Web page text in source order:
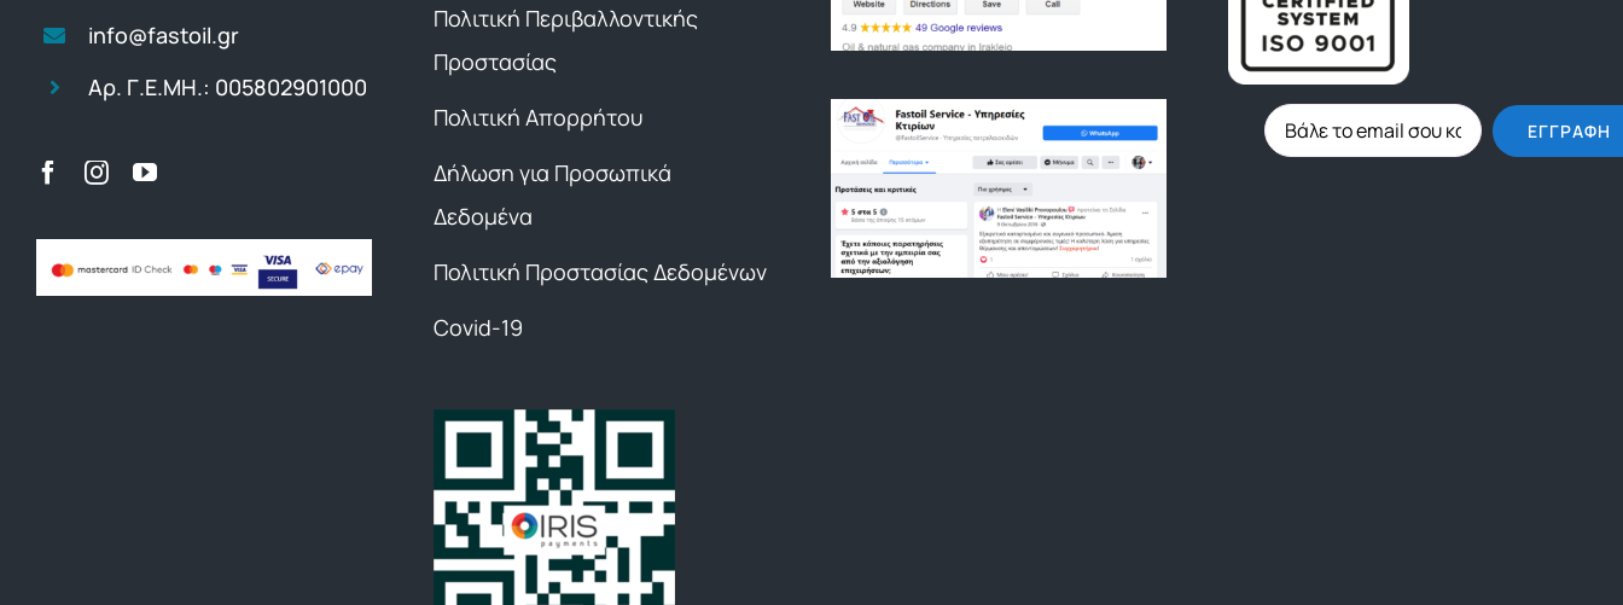
info@fastoil.gr
Αρ. Γ.Ε.ΜΗ.: 005802901000
Πολιτική Περιβαλλοντικής
Προστασίας
Πολιτική Απορρήτου
Δήλωση για Προσωπικά
Δεδομένα
Πολιτική Προστασίας Δεδομένων
Covid-19
ΕΓΓΡΑΦΉ